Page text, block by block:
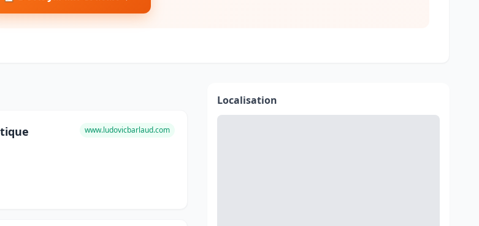
www.ludovicbarlaud.com
Localisation